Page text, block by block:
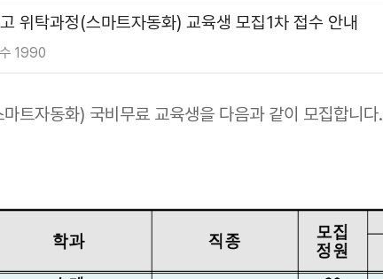
탁과정(스마트자동화) 교육생 모집1차 접수 안내
1990
트자동화) 국비무료 교육생을 다음과 같이 모집합니다.